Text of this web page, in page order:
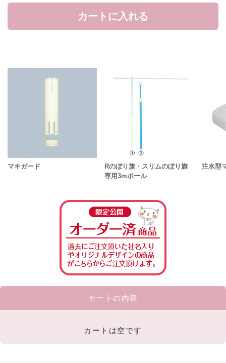
カートに入れる
マキガード
Rのぼり旗・スリムのぼり旗
専用3mポール
注水型
カートの内容
カートは空です